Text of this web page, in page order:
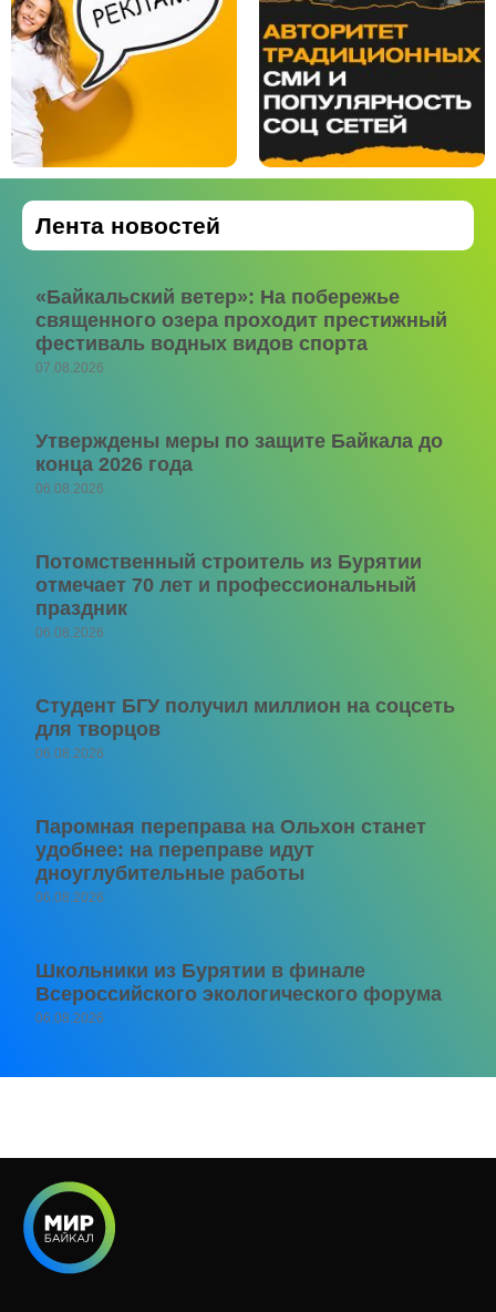
Лента новостей
«Байкальский ветер»: На побережье
священного озера проходит престижный
фестиваль водных видов спорта
07.08.2026
Утверждены меры по защите Байкала до
конца 2026 года
06.08.2026
Потомственный строитель из Бурятии
отмечает 70 лет и профессиональный
праздник
06.08.2026
Студент БГУ получил миллион на соцсеть
для творцов
06.08.2026
Паромная переправа на Ольхон станет
удобнее: на переправе идут
дноуглубительные работы
06.08.2026
Школьники из Бурятии в финале
Всероссийского экологического форума
06.08.2026